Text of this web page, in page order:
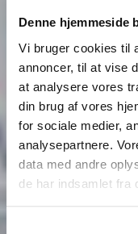
Denne hjemmeside
Vi bruger cookies til
annoncer, til at vise
at analysere vores
din brug af vores
for sociale medier,
analysepartnere.
data med andre
de har indsamlet fra